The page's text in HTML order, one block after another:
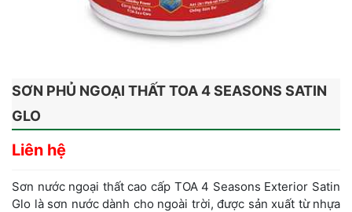
SƠN PHỦ NGOẠI THẤT TOA 4 SEASONS SATIN
GLO
Liên hệ
Sơn nước ngoại thất cao cấp TOA 4 Seasons Exterior Satin
Glo là sơn nước dành cho ngoài trời, được sản xuất từ nhựa